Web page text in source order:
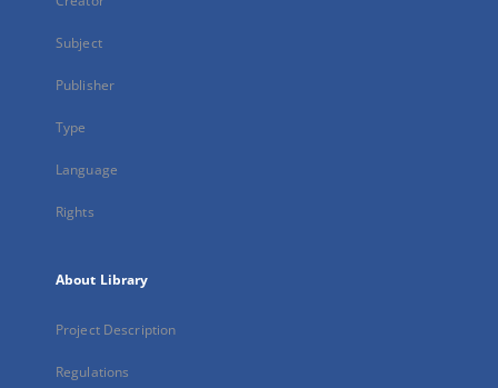
Subject
Publisher
Type
Language
Rights
About Library
Project Description
Regulations